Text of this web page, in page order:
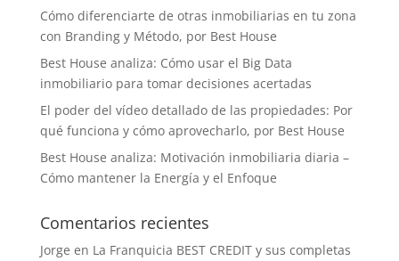
Cómo diferenciarte de otras inmobiliarias en tu zona
con Branding y Método, por Best House
Best House analiza: Cómo usar el Big Data
inmobiliario para tomar decisiones acertadas
El poder del vídeo detallado de las propiedades: Por
qué funciona y cómo aprovecharlo, por Best House
Best House analiza: Motivación inmobiliaria diaria –
Cómo mantener la Energía y el Enfoque
Comentarios recientes
Jorge en La Franquicia BEST CREDIT y sus completas